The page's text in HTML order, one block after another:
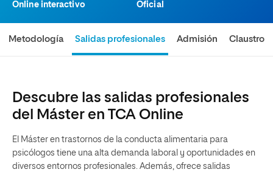
Online interactivo
Oficial
Metodología Salidas profesionales Admisión Claustro
Descubre las salidas profesionales
del Máster en TCA Online
El Máster en trastornos de la conducta alimentaria para
psicólogos tiene una alta demanda laboral y oportunidades en
diversos entornos profesionales. Además, ofrece salidas